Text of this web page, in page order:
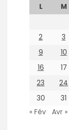
L M
2
3
9
10
16
17
23
24
30
31
« Fév Avr »